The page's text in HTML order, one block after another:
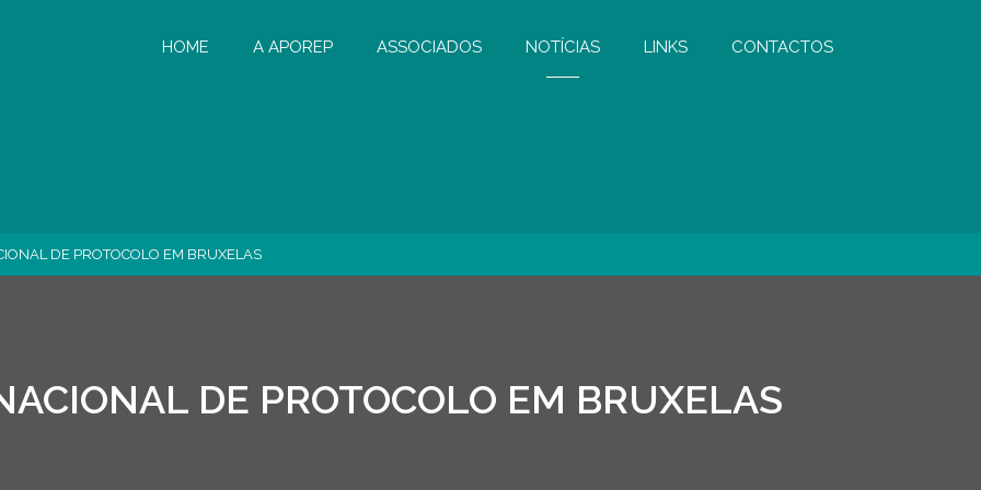
HOME A APOREP ASSOCIADOS NOTÍCIAS LINKS CONTACTOS
DE PROTOCOLO EM BRUXELAS
DE PROTOCOLO EM BRUXELAS